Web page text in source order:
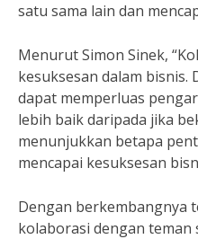
satu sama lain dan
Menurut Simon Sinek,
kesuksesan dalam bisnis.
dapat memperluas
lebih baik daripada jika
menunjukkan betapa
mencapai kesuksesan
Dengan berkembangnya
kolaborasi dengan teman